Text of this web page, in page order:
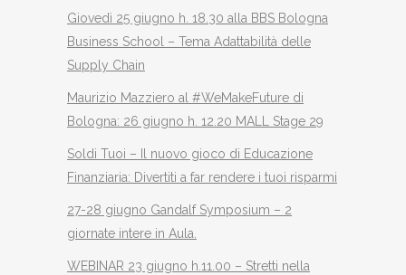
Giovedì 25 giugno h. 18.30 alla BBS Bologna
Business School – Tema Adattabilità delle
Supply Chain
Maurizio Mazziero al #WeMakeFuture di
Bologna: 26 giugno h. 12.20 MALL Stage 29
Soldi Tuoi – Il nuovo gioco di Educazione
Finanziaria: Divertiti a far rendere i tuoi risparmi
27-28 giugno Gandalf Symposium – 2
giornate intere in Aula.
WEBINAR 23 giugno h.11.00 – Stretti nella